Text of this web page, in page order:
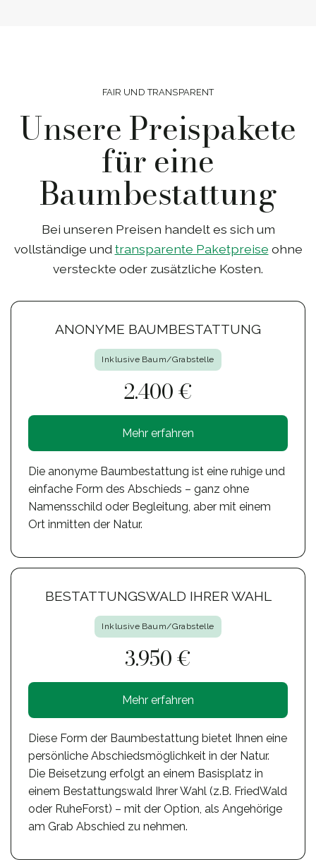
FAIR UND TRANSPARENT
Unsere Preispakete
für eine
Baumbestattung
Bei unseren Preisen handelt es sich um
vollständige und transparente Paketpreise ohne
versteckte oder zusätzliche Kosten.
ANONYME BAUMBESTATTUNG
Inklusive Baum/Grabstelle
2.400 €
Mehr erfahren
Die anonyme Baumbestattung ist eine ruhige und
einfache Form des Abschieds – ganz ohne
Namensschild oder Begleitung, aber mit einem
Ort inmitten der Natur.
BESTATTUNGSWALD IHRER WAHL
Inklusive Baum/Grabstelle
3.950 €
Mehr erfahren
Diese Form der Baumbestattung bietet Ihnen eine
persönliche Abschiedsmöglichkeit in der Natur.
Die Beisetzung erfolgt an einem Basisplatz in
einem Bestattungswald Ihrer Wahl (z.B. FriedWald
oder RuheForst) – mit der Option, als Angehörige
am Grab Abschied zu nehmen.